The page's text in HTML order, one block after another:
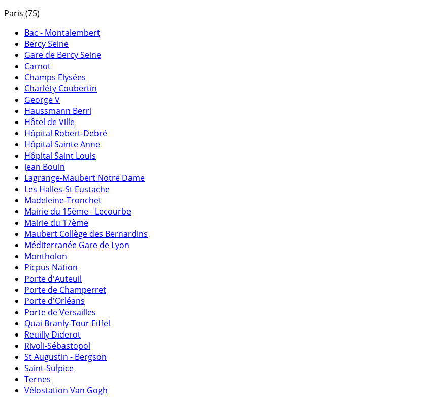
Paris (75)
Bac - Montalembert
Bercy Seine
Gare de Bercy Seine
Carnot
Champs Elysées
Charléty Coubertin
George V
Haussmann Berri
Hôtel de Ville
Hôpital Robert-Debré
Hôpital Sainte Anne
Hôpital Saint Louis
Jean Bouin
Lagrange-Maubert Notre Dame
Les Halles-St Eustache
Madeleine-Tronchet
Mairie du 15ème - Lecourbe
Mairie du 17ème
Maubert Collège des Bernardins
Méditerranée Gare de Lyon
Montholon
Picpus Nation
Porte d'Auteuil
Porte de Champerret
Porte d'Orléans
Porte de Versailles
Quai Branly-Tour Eiffel
Reuilly Diderot
Rivoli-Sébastopol
St Augustin - Bergson
Saint-Sulpice
Ternes
Vélostation Van Gogh